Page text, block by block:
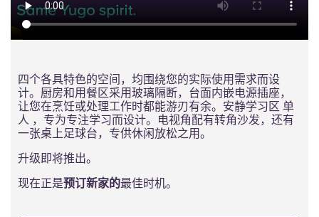
四个各具特色的空间，均围绕您的实际使用需求而设
计。厨房和用餐区采用玻璃隔断，台面内嵌电源插座，
让您在烹饪或处理工作时都能游刃有余。安静学习区 单
人 ，专为专注学习而设计。电视角配有转角沙发，还有
一张桌上足球台，专供休闲放松之用。
升级即将推出。
现在正是预订新家的最佳时机。